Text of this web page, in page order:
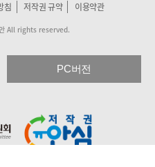
침 저작권 규약 이용약관
All rights reserved.
PC버전